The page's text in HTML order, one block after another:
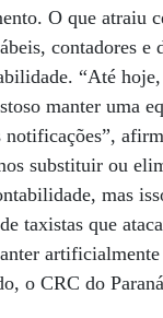
O que atraiu
contadores e
“Até
manter uma
notificações”,
substituir ou
mas
taxistas que
artificialmente
o CRC do